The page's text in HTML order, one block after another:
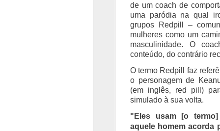
de um coach de
uma paródia na qual
grupos Redpill –
mulheres como um
masculinidade. O
conteúdo, do contrário
O termo Redpill faz
o personagem de
(em inglês, red pill)
simulado à sua volta.
"Eles usam [o
aquele homem acorda